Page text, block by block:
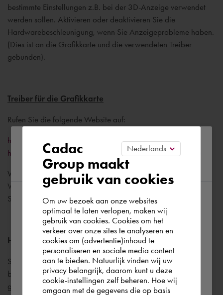
bestimmte Einstellungen z.B. bei der 3D-Anzeige verwendet
werden sollen. Aktivieren oder deaktivieren Sie die
Hardwarebeschleunigung, wenn Sie Anzeigeprobleme haben.
(Dies ist an die Grafikkarte und die verwendeten Treiber
gebunden).
Treiber für die Grafikkarte
Rufen Sie die folgende Website auf:
https://knowledge.autodesk.com/certified-graphics-
hardware
Wählen Sie Ihre Kombination aus Grafikkarte/AutoCAD-
Version/Windows-Version, um die beste Treiberversion für Ihr
Setup zu finden.
Highlight
Setzen Sie die AutoCAD-Variable HIGHLIGHT auf 0. (Die
blaue Selektionsfarbe verschwindet, die Auswahl wird nicht
gestrichelt)
Please confirm your current
region
According to us you are situated in Rest of
the world. Please confirm in which country
you wish to shop.
Deutschland
Cadac
Group maakt
gebruik van cookies
Om uw bezoek aan onze websites
optimaal te laten verlopen, maken wij
gebruik van cookies. Cookies om het
verkeer over onze sites te analyseren en
cookies om (advertentie)inhoud te
personaliseren en sociale media content
aan te bieden. Natuurlijk vinden wij uw
privacy belangrijk, daarom kunt u deze
cookie-instellingen zelf beheren. Hoe wij
omgaan met de gegevens die op basis